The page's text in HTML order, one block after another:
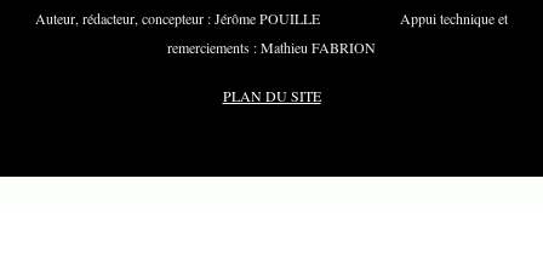
Auteur, rédacteur, concepteur : Jérôme POUILLE Appui technique et
remerciements : Mathieu FABRION
PLAN DU SITE